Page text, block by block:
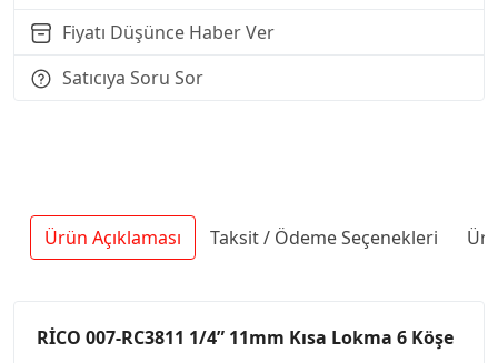
Fiyatı Düşünce Haber Ver
Satıcıya Soru Sor
Ürün Açıklaması Taksit / Ödeme Seçenekleri
RİCO 007-RC3811 1/4” 11mm Kısa Lokma 6 Köşe